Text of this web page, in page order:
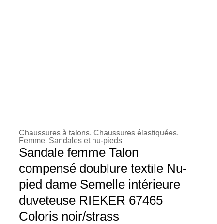
Chaussures à talons, Chaussures élastiquées,
Femme, Sandales et nu-pieds
Sandale femme Talon
compensé doublure textile Nu-
pied dame Semelle intérieure
duveteuse RIEKER 67465
Coloris noir/strass